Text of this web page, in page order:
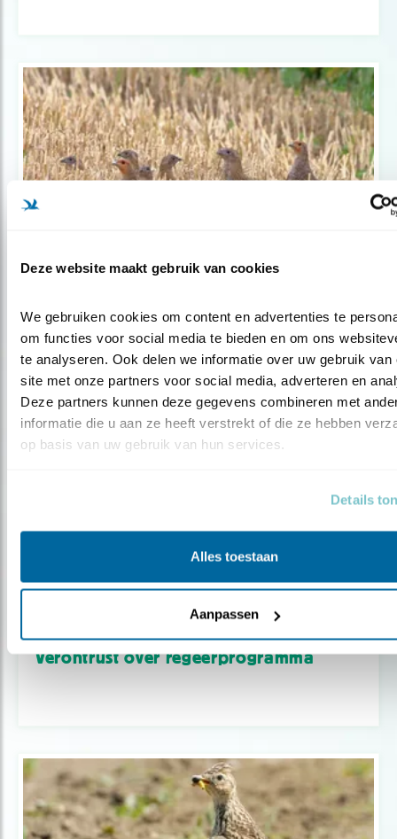
Deze website maakt gebruik van cookies
We gebruiken cookies om content en advertenties te
om functies voor social media te bieden en om ons
te analyseren. Ook delen we informatie over uw gebruik van
site met onze partners voor social media, adverteren en
Deze partners kunnen deze gegevens combineren met
informatie die u aan ze heeft verstrekt of die ze hebben
op basis van uw gebruik van hun services.
Details
Alles toestaan
Aanpassen
Groen licht voor jacht op meer vogels?
Verontrust over regeerprogramma